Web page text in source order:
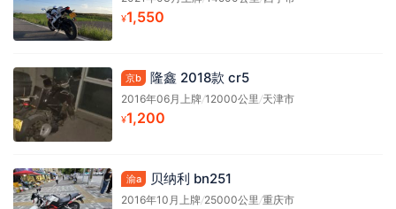
¥1,550
京b 隆鑫 2018款 cr5
2016年06月上牌/12000公里/天津市
¥1,200
渝a 贝纳利 bn251
2016年10月上牌/25000公里/重庆市